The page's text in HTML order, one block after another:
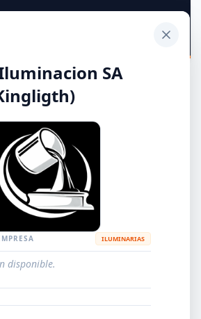
y Siderúrgicas
METALÚRGICAS
AGREGAR EMPRESA 0RESULTADOS
SA
ILUMINARIAS
disponible.